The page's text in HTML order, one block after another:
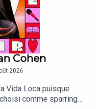
Cohen
2026
Vida Loca puisque
comme sparring